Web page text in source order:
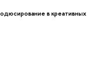
в креативных